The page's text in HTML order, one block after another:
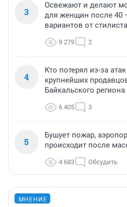
3
Освежают и делают
для женщин после 40
вариантов от стилиста
9 279 2
4
Кто потерял из-за
крупнейших
Байкальского региона
6 405 3
5
Бушует пожар,
происходит после
4 683 Обсудить
МНЕНИЕ